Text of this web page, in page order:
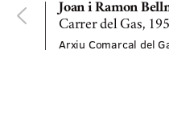
Joan i Ramon
Carrer del Gas,
Arxiu Comarcal del